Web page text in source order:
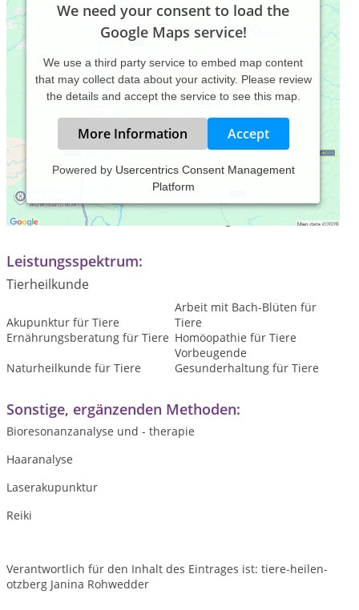
We need your consent to load the
Google Maps service!
We use a third party service to embed map content
that may collect data about your activity. Please review
the details and accept the service to see this map.
More Information Accept
Powered by Usercentrics Consent Management
Platform
Praxiszeiten:
Termine nach telefonischer Vereinbarung
Leistungsspektrum:
Tierheilkunde
Akupunktur für Tiere
Arbeit mit Bach-Blüten für
Tiere
Ernährungsberatung für Tiere Homöopathie für Tiere
Naturheilkunde für Tiere
Vorbeugende
Gesunderhaltung für Tiere
Sonstige, ergänzenden Methoden:
Bioresonanzanalyse und - therapie
Haaranalyse
Laserakupunktur
Reiki
Verantwortlich für den Inhalt des Eintrages ist: tiere-heilen-
otzberg Janina Rohwedder